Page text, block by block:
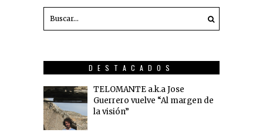
DESTACADOS
TELOMANTE a.k.a Jose
Guerrero vuelve “Al margen de
la visión”